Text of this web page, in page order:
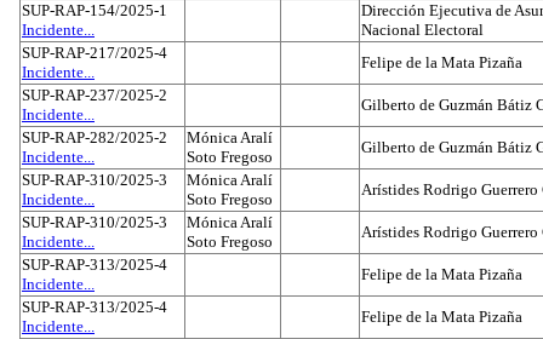
SUP-RAP-154/2025-1
Incidente...
Dirección Ejecutiva de
Nacional Electoral
SUP-RAP-217/2025-4
Incidente...
Felipe de la Mata Pizaña
SUP-RAP-237/2025-2
Incidente...
Gilberto de Guzmán Bátiz
SUP-RAP-282/2025-2
Incidente...
Mónica Aralí
Soto Fregoso
Gilberto de Guzmán Bátiz
SUP-RAP-310/2025-3
Incidente...
Mónica Aralí
Soto Fregoso
Arístides Rodrigo Guerrero
SUP-RAP-310/2025-3
Incidente...
Mónica Aralí
Soto Fregoso
Arístides Rodrigo Guerrero
SUP-RAP-313/2025-4
Incidente...
Felipe de la Mata Pizaña
SUP-RAP-313/2025-4
Incidente...
Felipe de la Mata Pizaña